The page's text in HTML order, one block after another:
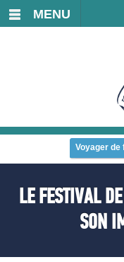
MENU
Voyager de
LE FESTIVAL
SON